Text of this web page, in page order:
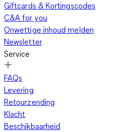
Giftcards & Kortingscodes
C&A for you
Onwettige inhoud melden
Newsletter
Service
FAQs
Levering
Retourzending
Klacht
Beschikbaarheid